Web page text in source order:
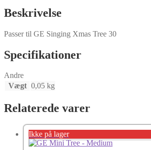
Beskrivelse
Passer til GE Singing Xmas Tree 30
Specifikationer
Andre
Vægt 0,05 kg
Relaterede varer
Ikke på lager